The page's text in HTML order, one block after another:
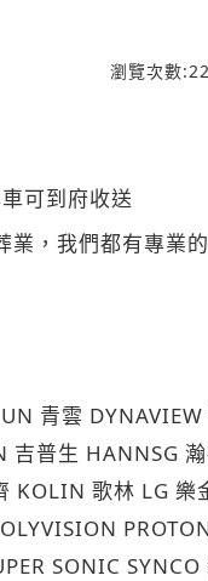
瀏覽次數:
可到府收送
業，我們都有專業
青雲 DYNAVIEW
吉普生 HANNSG
KOLIN 歌林 LG 樂
SONIC SYNCO